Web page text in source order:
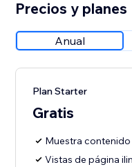
Precios y planes
Anual
Plan Starter
Gratis
Muestra
Vistas de página